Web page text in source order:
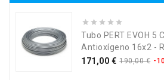
Tubo PERT EVOH 5
Antioxígeno 16x2 -
171,00 € 190,00 € -